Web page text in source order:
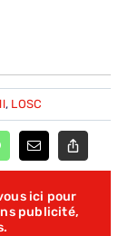
, LOSC
ici pour
publicité,